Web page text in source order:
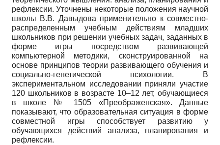
рефлексии. Уточнены некоторые положения научной
школы В.В. Давыдова применительно к совместно-
распределенным учебным действиям младших
школьников при решении учебных задач, заданных в
форме игры посредством развивающей
компьютерной методики, сконструированной на
основе принципов теории развивающего обучения и
социально-генетической психологии. В
экспериментальном исследовании приняли участие
120 школьников в возрасте 10–12 лет, обучающиеся
в школе № 1505 «Преображенская». Данные
показывают, что образовательная ситуация в форме
совместной игры способствует развитию у
обучающихся действий анализа, планирования и
рефлексии.